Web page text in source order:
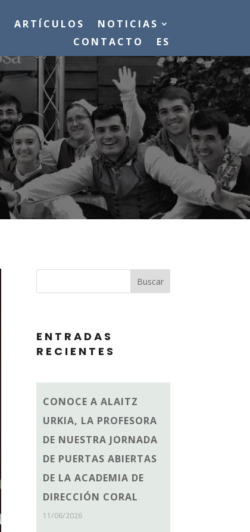
ARTÍCULOS
NOTICIAS
CONTACTO
ES
Buscar
ENTRADAS
RECIENTES
CONOCE A ALAITZ
URKIA, LA PROFESORA
DE NUESTRA JORNADA
DE PUERTAS ABIERTAS
DE LA ACADEMIA DE
DIRECCIÓN CORAL
11/06/2026